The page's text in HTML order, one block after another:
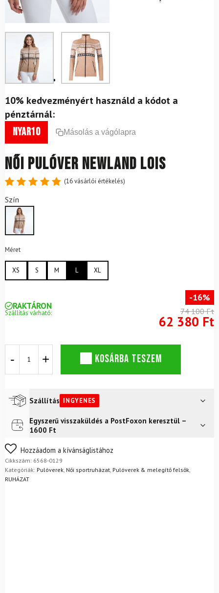
10% kedvezményért használd a kódot a
pénztárnál:
nyar10 Másolás a vágólapra
Női pulóver NEWLAND Lois
4.88
5-ből,
értékelés
alapján
(16vásárlói értékelés)
Szín
Méret
XS S M L XL
RAKTÁRON
Szállítás várható:
-16%
74 100 Ft
62 380 Ft
pulóver
KOSÁRBA TESZEM
Szállítás INGYENES
Futár a címreIngyenes
FoxPost
Egyszerű visszaküldés a PostFoxon keresztül –
1600 Ft
Nem biztos a választásában? Semmi gond – a terméket
egyszerűen visszaküldheti 14 napon belül, indoklás nélkül.
Mik a visszaküldés feltételei?
Hozzáadom a kívánságlistához
Cikkszám: 6568-0129
Kategóriák: Pulóverek Női sportruházat Pulóverek & melegítő felsők
RUHÁZAT